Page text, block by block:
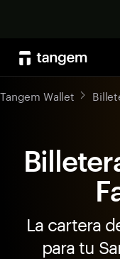
Tangem Wallet
La cartera
para tu